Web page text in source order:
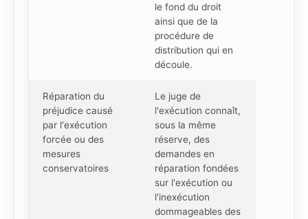
le fond du droit
ainsi que de la
procédure de
distribution qui en
découle.
Réparation du
préjudice causé
par l'exécution
forcée ou des
mesures
conservatoires
Le juge de
l'exécution connaît,
sous la même
réserve, des
demandes en
réparation fondées
sur l'exécution ou
l'inexécution
dommageables des